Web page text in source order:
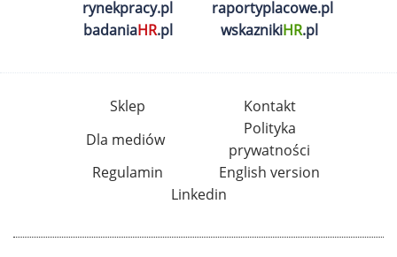
rynekpracy.pl
raportyplacowe.pl
badaniaHR.pl wskaznikiHR.pl
Sklep
Kontakt
Dla mediów
Polityka
prywatności
Regulamin
English version
Linkedin